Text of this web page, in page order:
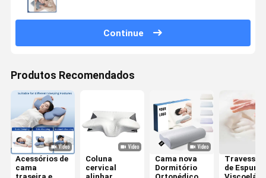
Continue
Produtos Recomendados
Acessórios de
cama
Coluna
cervical
Cama nova
Dormitório
de Espuma